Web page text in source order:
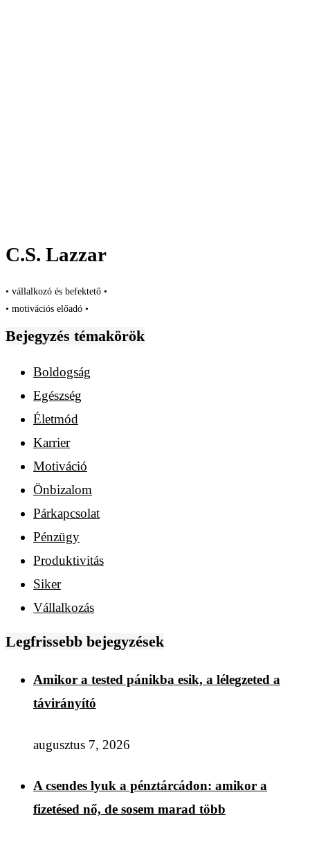
C.S. Lazzar
• vállalkozó és befektető •
• motivációs előadó •
Bejegyzés témakörök
Boldogság
Egészség
Életmód
Karrier
Motiváció
Önbizalom
Párkapcsolat
Pénzügy
Produktivitás
Siker
Vállalkozás
Legfrissebb bejegyzések
Amikor a tested pánikba esik, a lélegzeted a
távirányító
augusztus 7, 2026
A csendes lyuk a pénztárcádon: amikor a
fizetésed nő, de sosem marad több